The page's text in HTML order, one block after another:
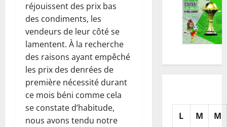
réjouissent des prix bas
des condiments, les
vendeurs de leur côté se
lamentent. À la recherche
des raisons ayant empêché
les prix des denrées de
première nécessité durant
ce mois béni comme cela
se constate d’habitude,
nous avons tendu notre
L M M